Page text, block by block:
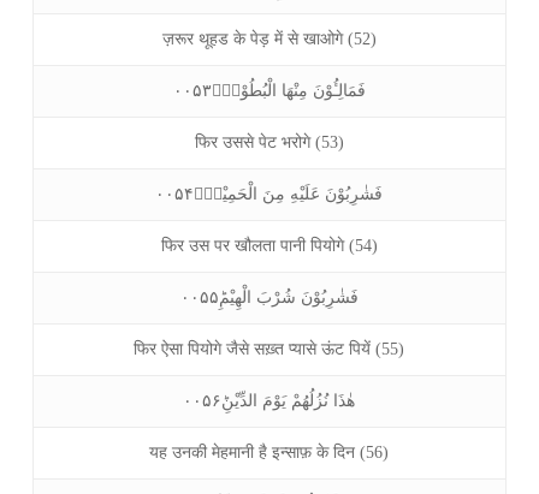
ज़रूर थूहड के पेड़ में से खाओगे (52)
فَمَالِـُٔوْنَ مِنْهَا الْبُطُوْنَۚ۰۰۵۳
फिर उससे पेट भरोगे (53)
فَشٰرِبُوْنَ عَلَيْهِ مِنَ الْحَمِيْمِۚ۰۰۵۴
फिर उस पर खौलता पानी पियोगे (54)
فَشٰرِبُوْنَ شُرْبَ الْهِيْمِؕ۰۰۵۵
फिर ऐसा पियोगे जैसे सख़्त प्यासे ऊंट पियें (55)
هٰذَا نُزُلُهُمْ يَوْمَ الدِّيْنِؕ۰۰۵۶
यह उनकी मेहमानी है इन्साफ़ के दिन (56)